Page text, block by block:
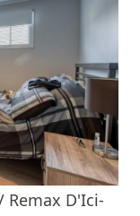
Remax D'Ici-